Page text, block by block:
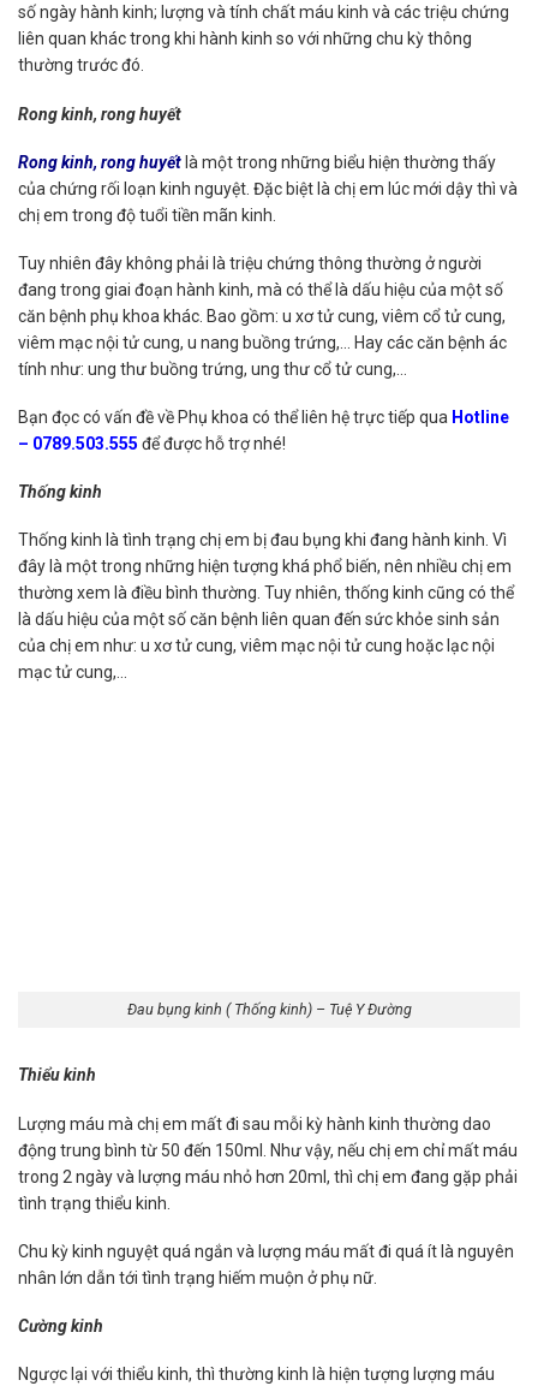
số ngày hành kinh; lượng và tính chất máu kinh và các triệu chứng
liên quan khác trong khi hành kinh so với những chu kỳ thông
thường trước đó.
Rong kinh, rong huyết
Rong kinh, rong huyết là một trong những biểu hiện thường thấy
của chứng rối loạn kinh nguyệt. Đặc biệt là chị em lúc mới dậy thì và
chị em trong độ tuổi tiền mãn kinh.
Tuy nhiên đây không phải là triệu chứng thông thường ở người
đang trong giai đoạn hành kinh, mà có thể là dấu hiệu của một số
căn bệnh phụ khoa khác. Bao gồm: u xơ tử cung, viêm cổ tử cung,
viêm mạc nội tử cung, u nang buồng trứng,… Hay các căn bệnh ác
tính như: ung thư buồng trứng, ung thư cổ tử cung,…
Bạn đọc có vấn đề về Phụ khoa có thể liên hệ trực tiếp qua Hotline
– 0789.503.555 để được hỗ trợ nhé!
Thống kinh
Thống kinh là tình trạng chị em bị đau bụng khi đang hành kinh. Vì
đây là một trong những hiện tượng khá phổ biến, nên nhiều chị em
thường xem là điều bình thường. Tuy nhiên, thống kinh cũng có thể
là dấu hiệu của một số căn bệnh liên quan đến sức khỏe sinh sản
của chị em như: u xơ tử cung, viêm mạc nội tử cung hoặc lạc nội
mạc tử cung,…
Đau bụng kinh ( Thống kinh) – Tuệ Y Đường
Thiểu kinh
Lượng máu mà chị em mất đi sau mỗi kỳ hành kinh thường dao
động trung bình từ 50 đến 150ml. Như vậy, nếu chị em chỉ mất máu
trong 2 ngày và lượng máu nhỏ hơn 20ml, thì chị em đang gặp phải
tình trạng thiểu kinh.
Chu kỳ kinh nguyệt quá ngắn và lượng máu mất đi quá ít là nguyên
nhân lớn dẫn tới tình trạng hiếm muộn ở phụ nữ.
Cường kinh
Ngược lại với thiểu kinh, thì thường kinh là hiện tượng lượng máu